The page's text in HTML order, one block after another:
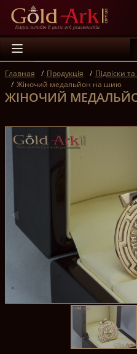
Главная Продукція Підвіски
Жіночий медальйон на шию
ЖІНОЧИЙ